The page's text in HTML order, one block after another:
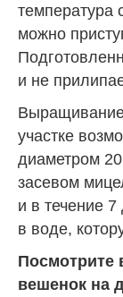
температура
можно
и не
Выращивание
участке
диаметром
засевом
и в течение
в воде,
Посмотрите
вешенок на